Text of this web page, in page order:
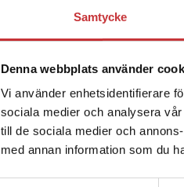
Samtycke
Denna webbplats använder
Vi använder enhetsidentifierare
sociala medier och analysera
till de sociala medier och
med annan information som du